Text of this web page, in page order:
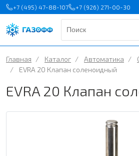
+7 (495) 47-88-107 +7 (926) 271-00-30
Главная / Каталог / Автоматика /
/
EVRA 20 Клапан соленоидный
EVRA 20 Клапан